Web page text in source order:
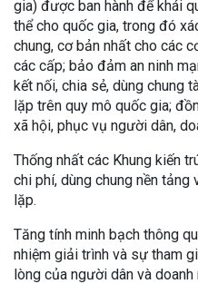
gia) được ban hành để khái
thể cho quốc gia, trong đó
chung, cơ bản nhất cho các
các cấp; bảo đảm an ninh
kết nối, chia sẻ, dùng chung
lặp trên quy mô quốc gia;
xã hội, phục vụ người dân,
Thống nhất các Khung kiến
chi phí, dùng chung nền
lặp.
Tăng tính minh bạch thông
nhiệm giải trình và sự tham
lòng của người dân và doanh